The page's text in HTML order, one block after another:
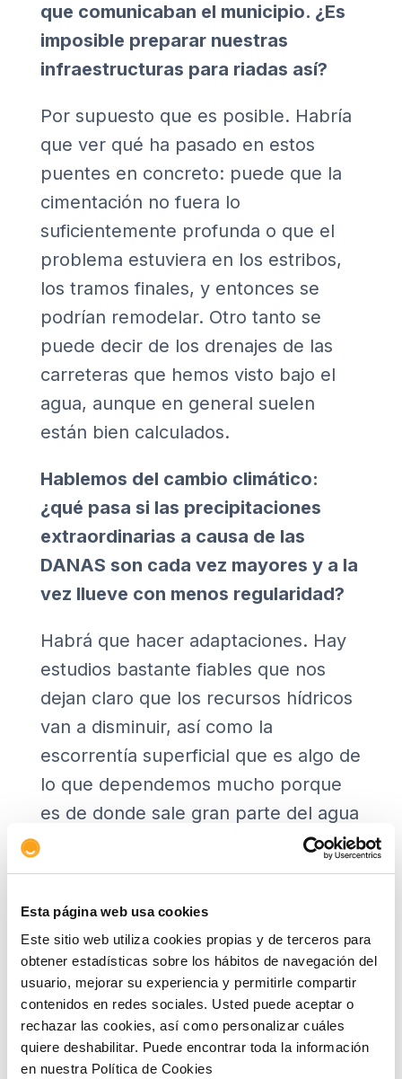
Esta página web usa cookies
Este sitio web utiliza cookies propias y de terceros para
obtener estadísticas sobre los hábitos de navegación del
usuario, mejorar su experiencia y permitirle compartir
contenidos en redes sociales. Usted puede aceptar o
rechazar las cookies, así como personalizar cuáles
quiere deshabilitar. Puede encontrar toda la información
en nuestra Política de Cookies
que comunicaban el municipio. ¿Es
imposible preparar nuestras
infraestructuras para riadas así?
Por supuesto que es posible. Habría
que ver qué ha pasado en estos
puentes en concreto: puede que la
cimentación no fuera lo
suficientemente profunda o que el
problema estuviera en los estribos,
los tramos finales, y entonces se
podrían remodelar. Otro tanto se
puede decir de los drenajes de las
carreteras que hemos visto bajo el
agua, aunque en general suelen
están bien calculados.
Hablemos del cambio climático:
¿qué pasa si las precipitaciones
extraordinarias a causa de las
DANAS son cada vez mayores y a la
vez llueve con menos regularidad?
Habrá que hacer adaptaciones. Hay
estudios bastante fiables que nos
dejan claro que los recursos hídricos
van a disminuir, así como la
escorrentía superficial que es algo de
lo que dependemos mucho porque
es de donde sale gran parte del agua
que usamos. Se habla de hasta un
15% de reducción. En cuanto a las
plantean diversos escenarios y no
sabemos cuál se impondrá, pero sí
parece claro que las precipitaciones
extraordinarias van a aumentar y
ganarán en torrencialidad; al mismo